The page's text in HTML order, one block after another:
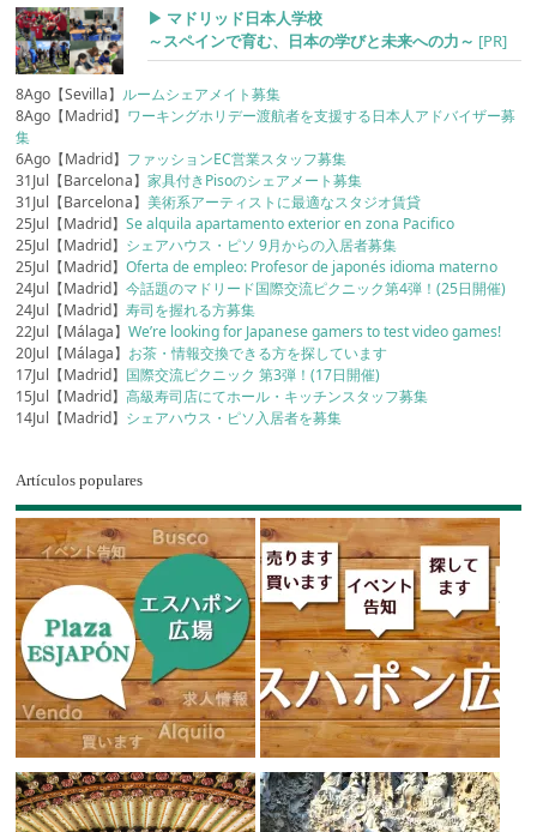
▶︎ マドリッド日本人学校
～スペインで育む、日本の学びと未来への力～ [PR]
8Ago【Sevilla】 ルームシェアメイト募集
8Ago【Madrid】 ワーキングホリデー渡航者を支援する日本人アドバイザー募
集
6Ago【Madrid】 ファッションEC営業スタッフ募集
31Jul【Barcelona】家具付きPisoのシェアメート募集
31Jul【Barcelona】美術系アーティストに最適なスタジオ賃貸
25Jul【Madrid】Se alquila apartamento exterior en zona Pacifico
25Jul【Madrid】 シェアハウス・ピソ 9月からの入居者募集
25Jul【Madrid】Oferta de empleo: Profesor de japonés idioma materno
24Jul【Madrid】今話題のマドリード国際交流ピクニック第4弾！(25日開催)
24Jul【Madrid】寿司を握れる方募集
22Jul【Málaga】We’re looking for Japanese gamers to test video games!
20Jul【Málaga】 お茶・情報交換できる方を探しています
17Jul【Madrid】 国際交流ピクニック 第3弾！(17日開催)
15Jul【Madrid】高級寿司店にてホール・キッチンスタッフ募集
14Jul【Madrid】 シェアハウス・ピソ入居者を募集
Artículos populares